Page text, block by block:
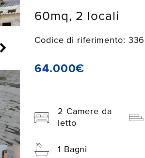
60mq, 2 locali
Codice di riferimento:
64.000€
2 Camere da
letto
1 Bagni